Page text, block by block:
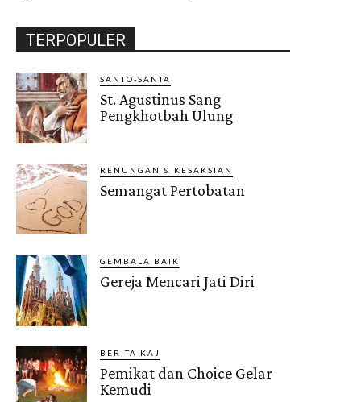
TERPOPULER
SANTO-SANTA
St. Agustinus Sang
Pengkhotbah Ulung
RENUNGAN & KESAKSIAN
Semangat Pertobatan
GEMBALA BAIK
Gereja Mencari Jati Diri
BERITA KAJ
Pemikat dan Choice Gelar
Kemudi